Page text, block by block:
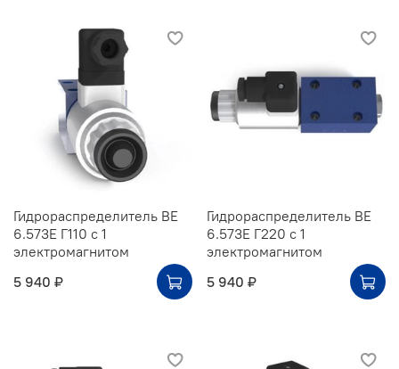
Гидрораспределитель ВЕ
6.573Е Г110 с 1
электромагнитом
5 940 ₽
Гидрораспределитель ВЕ
6.573Е Г220 с 1
электромагнитом
5 940 ₽